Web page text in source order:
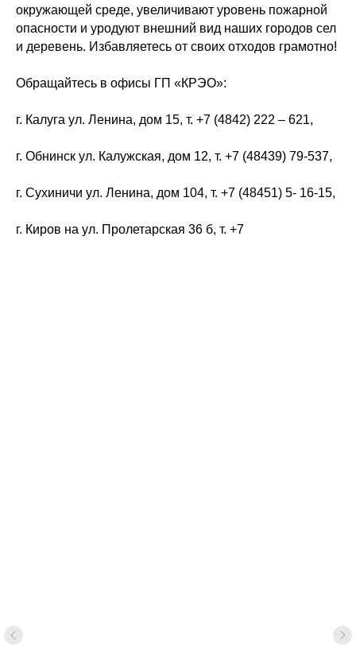
окружающей среде, увеличивают уровень пожарной
опасности и уродуют внешний вид наших городов сел
и деревень. Избавляетесь от своих отходов грамотно!
Обращайтесь в офисы ГП «КРЭО»:
г. Калуга ул. Ленина, дом 15, т. +7 (4842) 222 – 621,
г. Обнинск ул. Калужская, дом 12, т. +7 (48439) 79-537,
г. Сухиничи ул. Ленина, дом 104, т. +7 (48451) 5- 16-15,
г. Киров на ул. Пролетарская 36 б, т. +7